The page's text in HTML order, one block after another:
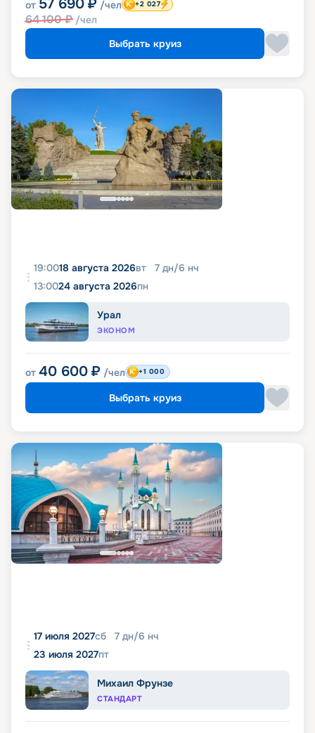
от 57 690 ₽ /чел
64 100₽ /чел
+2 027
Выбрать круиз
19:0018 августа 2026вт 7 дн/6 нч
13:0024 августа 2026пн
Урал
ЭКОНОМ
от 40 600 ₽ /чел +1 000
Выбрать круиз
17 июля 2027сб 7 дн/6 нч
23 июля 2027пт
Михаил Фрунзе
СТАНДАРТ